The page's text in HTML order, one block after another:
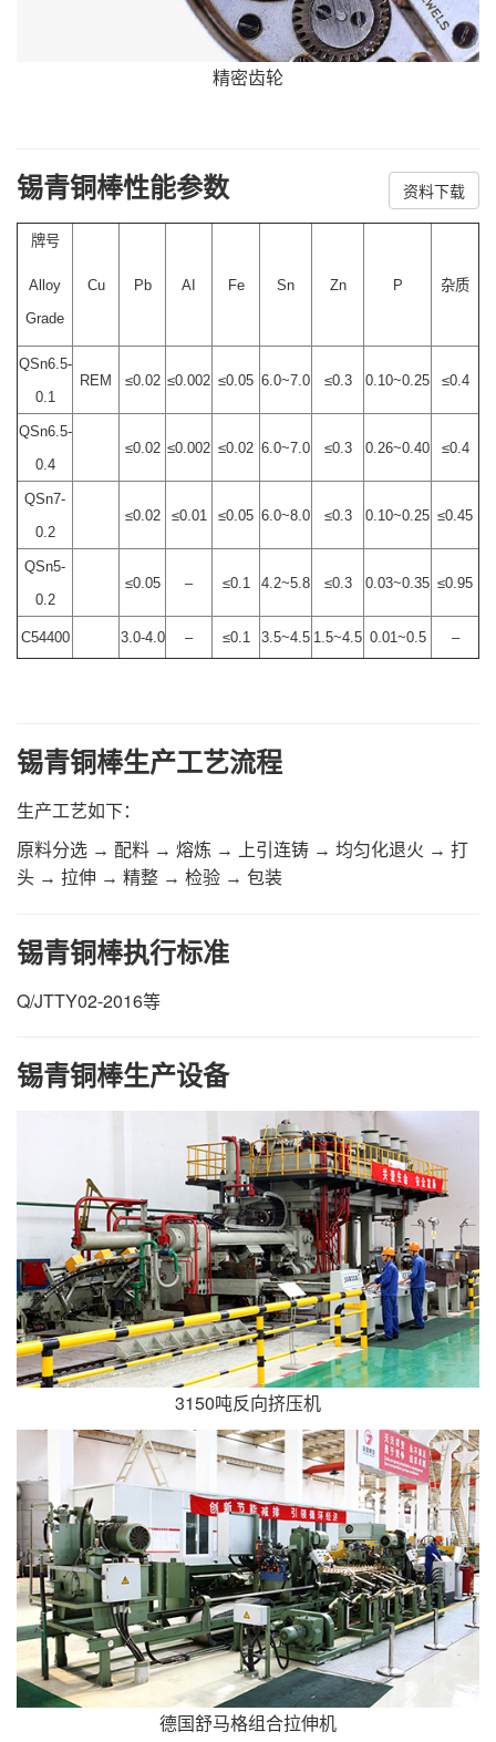
精密齿轮
锡青铜棒性能参数 资料下载
牌号
Alloy
Grade
Cu Pb AI Fe Sn Zn P 杂质
QSn6.5-
0.1
REM ≤0.02 ≤0.002 ≤0.05 6.0~7.0 ≤0.3 0.10~0.25 ≤0.4
QSn6.5-
0.4
≤0.02 ≤0.002 ≤0.02 6.0~7.0 ≤0.3 0.26~0.40 ≤0.4
QSn7-
0.2
≤0.02 ≤0.01 ≤0.05 6.0~8.0 ≤0.3 0.10~0.25 ≤0.45
QSn5-
0.2
≤0.05 – ≤0.1 4.2~5.8 ≤0.3 0.03~0.35 ≤0.95
C54400 3.0-4.0 – ≤0.1 3.5~4.5 1.5~4.5 0.01~0.5 –
锡青铜棒生产工艺流程
生产工艺如下：
原料分选 → 配料 → 熔炼 → 上引连铸 → 均匀化退火 → 打
头 → 拉伸 → 精整 → 检验 → 包装
锡青铜棒执行标准
Q/JTTY02-2016等
锡青铜棒生产设备
3150吨反向挤压机
德国舒马格组合拉伸机